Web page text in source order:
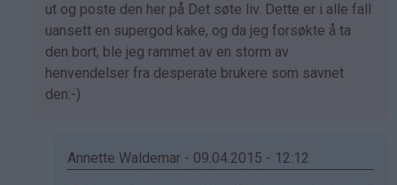
Marianne
(ikke
bekreftet)
ut og poste den her på Det søte liv. Dette er i alle fall
uansett en supergod kake, og da jeg forsøkte å ta
den bort, ble jeg rammet av en storm av
henvendelser fra desperate brukere som savnet
den:-)
Annette Waldemar - 09.04.2015 - 12:12